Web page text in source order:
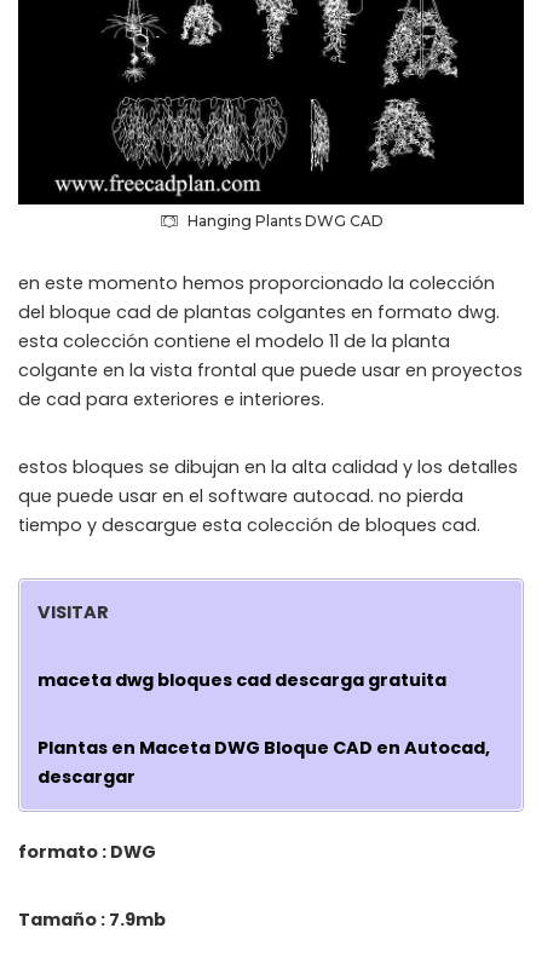
Hanging Plants DWG CAD
en este momento hemos proporcionado la colección
del bloque cad de plantas colgantes en formato dwg.
esta colección contiene el modelo 11 de la planta
colgante en la vista frontal que puede usar en proyectos
de cad para exteriores e interiores.
estos bloques se dibujan en la alta calidad y los detalles
que puede usar en el software autocad. no pierda
tiempo y descargue esta colección de bloques cad.
VISITAR
maceta dwg bloques cad descarga gratuita
Plantas en Maceta DWG Bloque CAD en Autocad,
descargar
formato : DWG
Tamaño : 7.9mb